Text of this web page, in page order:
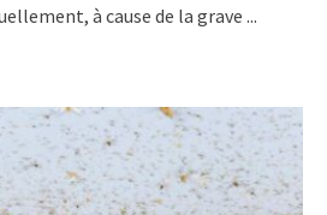
à cause de la grave ...